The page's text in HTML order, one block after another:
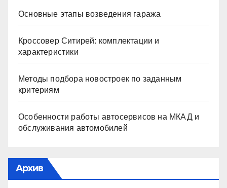
Основные этапы возведения гаража
Кроссовер Ситирей: комплектации и
характеристики
Методы подбора новостроек по заданным
критериям
Особенности работы автосервисов на МКАД и
обслуживания автомобилей
Архив